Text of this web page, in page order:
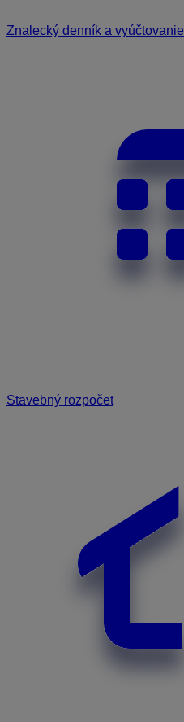
Znalecký denník a vyúčtovanie
Stavebný rozpočet